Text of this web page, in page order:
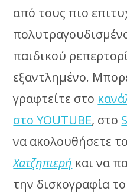
από τους πιο
παιδικού
εξαντλημένο.
γραφτείτε στο
στο YOUTUBE, στο
να ακολουθήσετε
Χατζηπιερή και να
την δισκογραφία